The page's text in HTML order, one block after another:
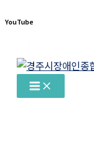
YouTube